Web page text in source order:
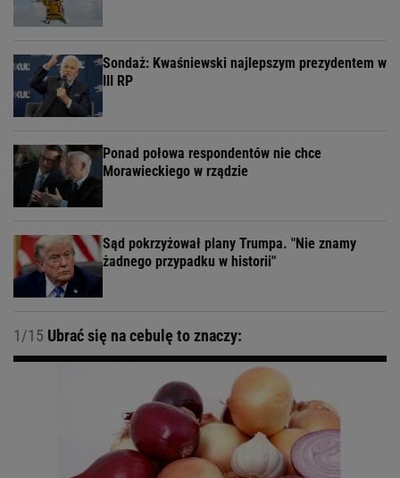
Sondaż: Kwaśniewski najlepszym prezydentem w
III RP
Ponad połowa respondentów nie chce
Morawieckiego w rządzie
Sąd pokrzyżował plany Trumpa. "Nie znamy
żadnego przypadku w historii"
1/15 Ubrać się na cebulę to znaczy: